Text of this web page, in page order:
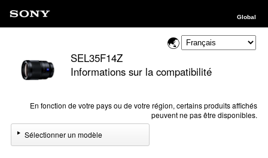
Global
SEL35F14Z
Informations sur la compatibilité
En fonction de votre pays ou de votre région, certains produits affichés
peuvent ne pas être disponibles.
Sélectionner un modèle